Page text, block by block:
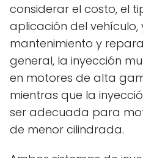
considerar el costo, el
aplicación del vehículo,
mantenimiento y
general, la inyección
en motores de alta
mientras que la
ser adecuada para
de menor cilindrada.